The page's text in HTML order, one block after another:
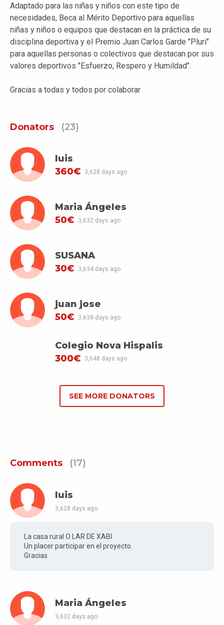
Adaptado para las niñas y niños con este tipo de
necesidades, Beca al Mérito Deportivo para aquellas
niñas y niños o equipos que destacan en la práctica de su
disciplina deportiva y el Premio Juan Carlos Garde "Pluri"
para aquellas personas o colectivos que destacan por sus
valores deportivos "Esfuerzo, Respero y Humildad".
Gracias a todas y todos por colaborar
Donators (23)
luis
360€
3,628 days ago
Maria Ángeles
50€
3,632 days ago
SUSANA
30€
3,634 days ago
juan jose
50€
3,638 days ago
Colegio Nova Hispalis
300€
3,648 days ago
SEE MORE DONATORS
Comments (17)
luis
3,628 days ago
La casa rural O LAR DE XABI
Un placer participar en el proyecto.
Gracias
Maria Ángeles
3,632 days ago